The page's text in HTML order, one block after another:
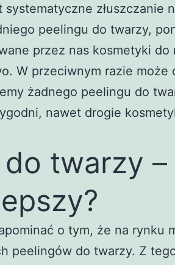
złuszczanie
peelingu do twarzy,
przez nas kosmetyki do
W przeciwnym razie
żadnego peelingu do
nawet drogie
twarzy –
o tym, że na rynku
peelingów do twarzy. Z